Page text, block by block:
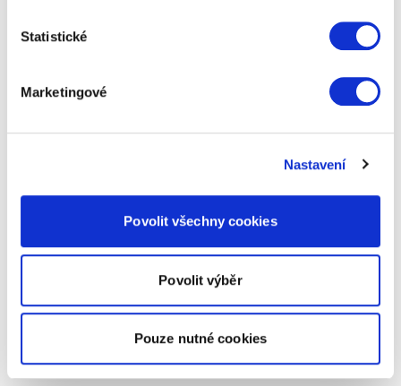
Statistické
Marketingové
Nastavení
Povolit všechny cookies
Povolit výběr
Pouze nutné cookies